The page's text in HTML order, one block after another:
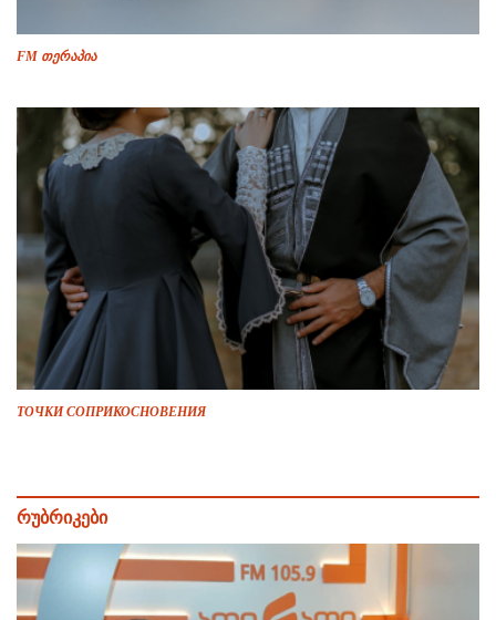
FM თერაპია
ТОЧКИ СОПРИКОСНОВЕНИЯ
რუბრიკები